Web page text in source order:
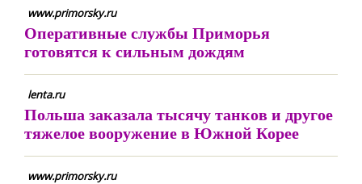
www.primorsky.ru
Оперативные службы Приморья
готовятся к сильным дождям
lenta.ru
Польша заказала тысячу танков и другое
тяжелое вооружение в Южной Корее
www.primorsky.ru